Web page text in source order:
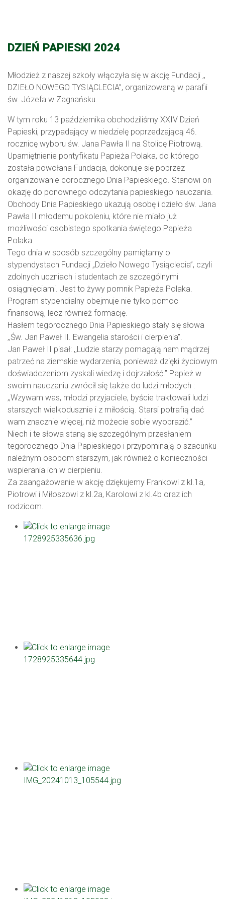
DZIEŃ PAPIESKI 2024
Młodzież z naszej szkoły włączyła się w akcję Fundacji ,,
DZIEŁO NOWEGO TYSIĄCLECIA”, organizowaną w parafii
św. Józefa w Zagnańsku.
W tym roku 13 października obchodziliśmy XXIV Dzień
Papieski, przypadający w niedzielę poprzedzającą 46.
rocznicę wyboru św. Jana Pawła II na Stolicę Piotrową.
Upamiętnienie pontyfikatu Papieża Polaka, do którego
została powołana Fundacja, dokonuje się poprzez
organizowanie corocznego Dnia Papieskiego. Stanowi on
okazję do ponownego odczytania papieskiego nauczania.
Obchody Dnia Papieskiego ukazują osobę i dzieło św. Jana
Pawła II młodemu pokoleniu, które nie miało już
możliwości osobistego spotkania świętego Papieża
Polaka.
Tego dnia w sposób szczególny pamiętamy o
stypendystach Fundacji „Dzieło Nowego Tysiąclecia”, czyli
zdolnych uczniach i studentach ze szczególnymi
osiągnięciami. Jest to żywy pomnik Papieża Polaka.
Program stypendialny obejmuje nie tylko pomoc
finansową, lecz również formację.
Hasłem tegorocznego Dnia Papieskiego stały się słowa
,,Św. Jan Paweł II. Ewangelia starości i cierpienia”.
Jan Paweł II pisał: ,,Ludzie starzy pomagają nam mądrzej
patrzeć na ziemskie wydarzenia, ponieważ dzięki życiowym
doświadczeniom zyskali wiedzę i dojrzałość.” Papież w
swoim nauczaniu zwrócił się także do ludzi młodych :
,,Wzywam was, młodzi przyjaciele, byście traktowali ludzi
starszych wielkodusznie i z miłością. Starsi potrafią dać
wam znacznie więcej, niż możecie sobie wyobrazić.”
Niech i te słowa staną się szczególnym przesłaniem
tegorocznego Dnia Papieskiego i przypominają o szacunku
należnym osobom starszym, jak również o konieczności
wspierania ich w cierpieniu.
Za zaangażowanie w akcję dziękujemy Frankowi z kl.1a,
Piotrowi i Miłoszowi z kl.2a, Karolowi z kl.4b oraz ich
rodzicom.